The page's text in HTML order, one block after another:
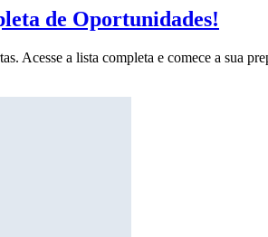
de Oportunidades!
Acesse a lista completa e comece a sua